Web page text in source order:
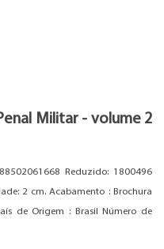
Militar - volume 2
Reduzido: 1800496
2 cm. Acabamento : Brochura
de Origem : Brasil Número de